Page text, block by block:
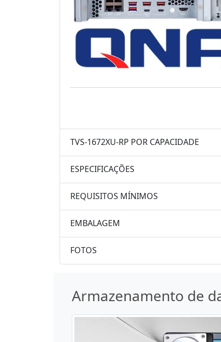
TVS-1672XU-RP POR CAPACIDADE
ESPECIFICAÇÕES
REQUISITOS MÍNIMOS
EMBALAGEM
FOTOS
Armazenamento de